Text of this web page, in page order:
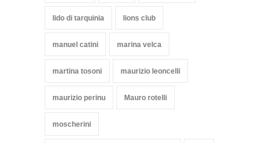
lido di tarquinia lions club
manuel catini marina velca
martina tosoni maurizio leoncelli
maurizio perinu Mauro rotelli
moscherini